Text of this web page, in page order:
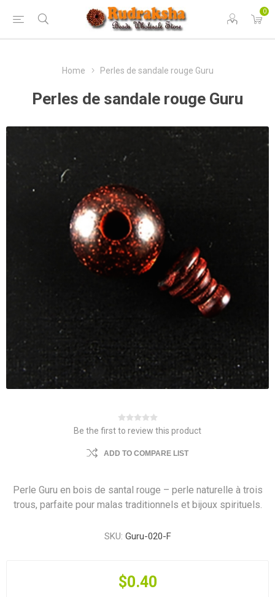
0
Home Perles de sandale rouge Guru
Perles de sandale rouge Guru
Be the first to review this product
ADD TO COMPARE LIST
Perle Guru en bois de santal rouge – perle naturelle à trois
trous, parfaite pour malas traditionnels et bijoux spirituels.
SKU: Guru-020-F
$0.40